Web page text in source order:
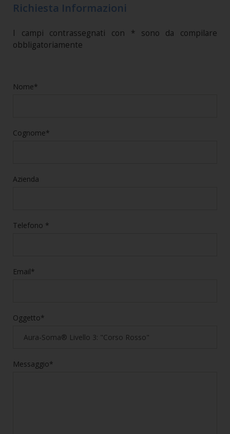
Richiesta Informazioni
I campi contrassegnati con * sono da compilare
obbligatoriamente
Nome*
Cognome*
Azienda
Telefono *
Email*
Oggetto*
Messaggio*